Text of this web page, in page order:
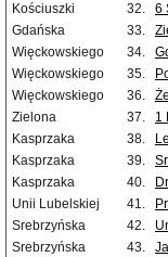
Kościuszki
32. 6
Gdańska
33.
Więckowskiego
34.
Więckowskiego
35.
Więckowskiego
36.
Zielona
37. 1
Kasprzaka
38.
Kasprzaka
39.
Kasprzaka
40.
Unii Lubelskiej
41.
Srebrzyńska
42.
Srebrzyńska
43.